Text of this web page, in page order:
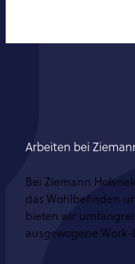
Arbeiten bei
Bei Ziemann
das Wohlbefinden
bieten wir
ausgewogene